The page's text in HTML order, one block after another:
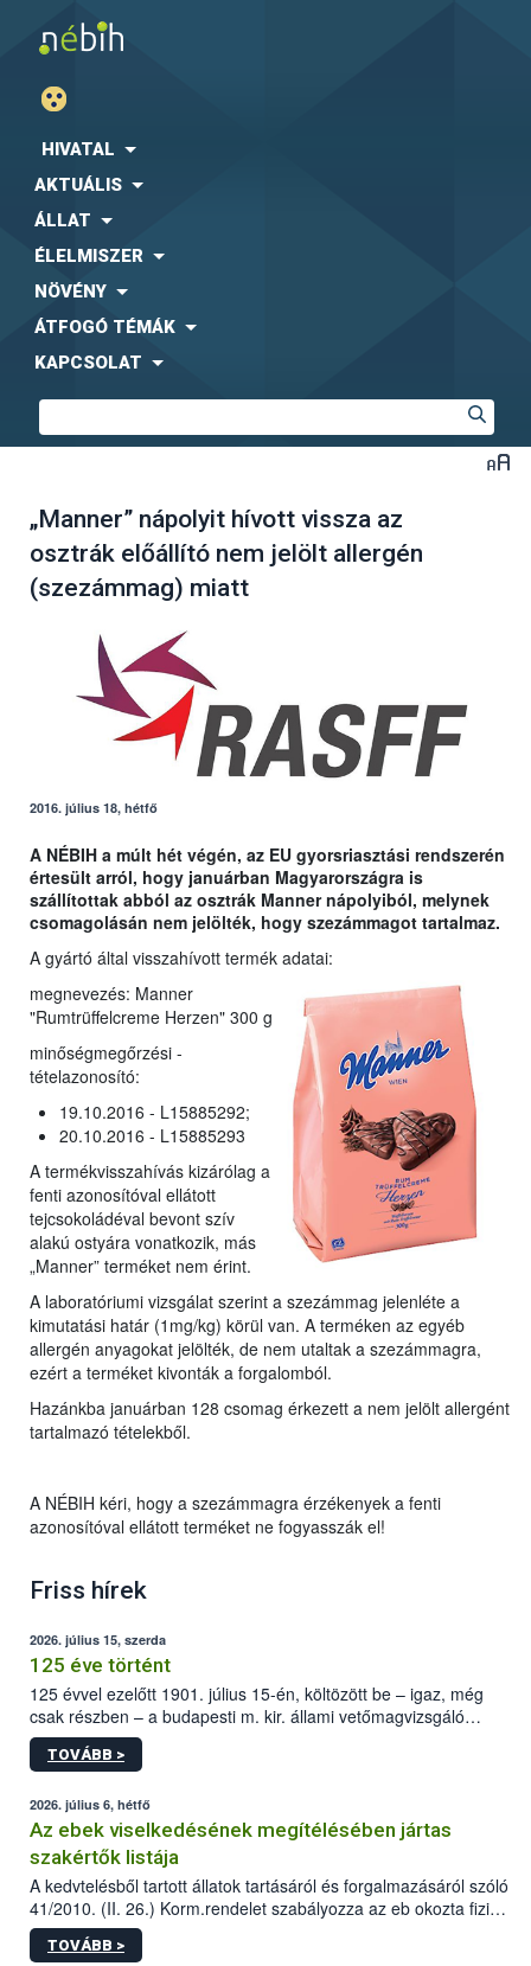
HIVATAL
AKTUÁLIS
ÁLLAT
ÉLELMISZER
NÖVÉNY
ÁTFOGÓ TÉMÁK
KAPCSOLAT
„Manner” nápolyit hívott vissza az
osztrák előállító nem jelölt allergén
(szezámmag) miatt
2016. július 18, hétfő
A NÉBIH a múlt hét végén, az EU gyorsriasztási rendszerén
értesült arról, hogy januárban Magyarországra is
szállítottak abból az osztrák Manner nápolyiból, melynek
csomagolásán nem jelölték, hogy szezámmagot tartalmaz.
A gyártó által visszahívott termék adatai:
megnevezés: Manner
"Rumtrüffelcreme Herzen" 300 g
minőségmegőrzési -
tételazonosító:
19.10.2016 - L15885292;
20.10.2016 - L15885293
A termékvisszahívás kizárólag a
fenti azonosítóval ellátott
tejcsokoládéval bevont szív
alakú ostyára vonatkozik, más
„Manner” terméket nem érint.
A laboratóriumi vizsgálat szerint a szezámmag jelenléte a
kimutatási határ (1mg/kg) körül van. A terméken az egyéb
allergén anyagokat jelölték, de nem utaltak a szezámmagra,
ezért a terméket kivonták a forgalomból.
Hazánkba januárban 128 csomag érkezett a nem jelölt allergént
tartalmazó tételekből.
A NÉBIH kéri, hogy a szezámmagra érzékenyek a fenti
azonosítóval ellátott terméket ne fogyasszák el!
Friss hírek
2026. július 15, szerda
125 éve történt
125 évvel ezelőtt 1901. július 15-én, költözött be – igaz, még
csak részben – a budapesti m. kir. állami vetőmagvizsgáló
állomás a Kis Rókus utca 15. szám alatti, Czigler Győző által
tervezett új épületébe.
TOVÁBB >
2026. július 6, hétfő
Az ebek viselkedésének megítélésében jártas
szakértők listája
A kedvtelésből tartott állatok tartásáról és forgalmazásáról szóló
41/2010. (II. 26.) Korm.rendelet szabályozza az eb okozta fizikai
sérülés, illetve ennek veszélye keletkezésekor felmerülő
hatósági feladatokat, valamint a veszélyes eb tartását és annak
TOVÁBB >